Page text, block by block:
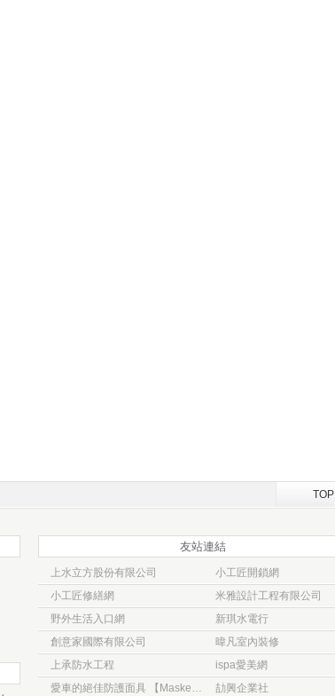
TOP
友站連結
上水立方股份有限公司
小工匠開鎖網
小工匠修繕網
米雅設計工程有限公司
野外生活入口網
新琪水電行
創意家國際有限公司
暐凡室內裝修
上承防水工程
ispa愛美網
愛車的絕佳防護面具 【Masked車體包
劼興企業社